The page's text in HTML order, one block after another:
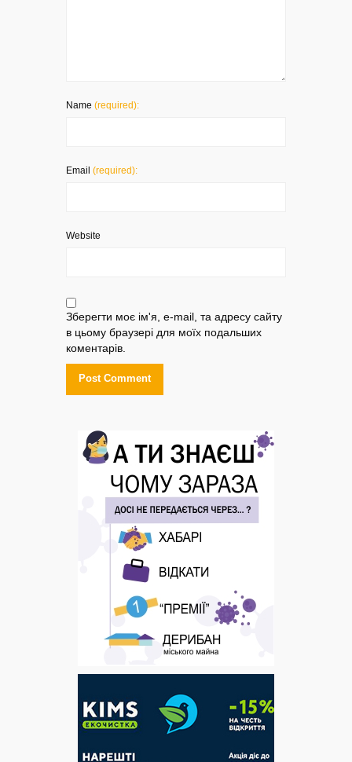
Name (required):
Email (required):
Website
Зберегти моє ім'я, e-mail, та адресу сайту
в цьому браузері для моїх подальших
коментарів.